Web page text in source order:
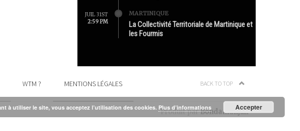
JUIL 31ST
2:59 PM
MARTINIQUE
La Collectivité Territoriale de Martinique et
les Fourmis
WTM ? MENTIONS LÉGALES BACK TO TOP
Produit parBondamanjak
à utiliser le site, vous acceptez l’utilisation des cookies. Plus d’informations Accepter